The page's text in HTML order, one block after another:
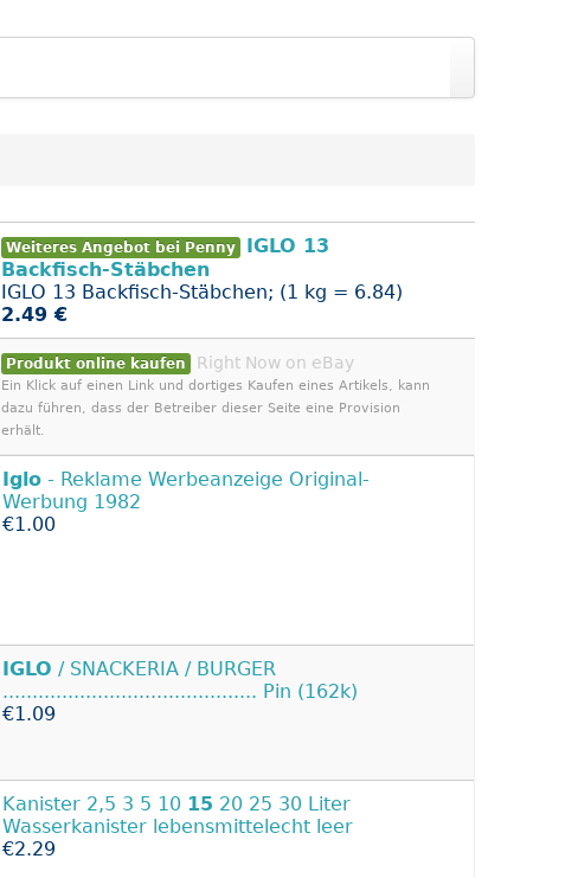
Weiteres Angebot bei Penny
IGLO 13
Backfisch-Stäbchen
IGLO 13 Backfisch-Stäbchen; (1 kg = 6.84)
2.49 €
Produkt online kaufen Right Now on eBay
Ein Klick auf einen Link und dortiges Kaufen eines Artikels, kann
dazu führen, dass der Betreiber dieser Seite eine Provision
erhält.
Iglo - Reklame Werbeanzeige Original-
Werbung 1982
€1.00
IGLO / SNACKERIA / BURGER
........................................... Pin (162k)
€1.09
Kanister 2,5 3 5 10 15 20 25 30 Liter
Wasserkanister lebensmittelecht leer
€2.29